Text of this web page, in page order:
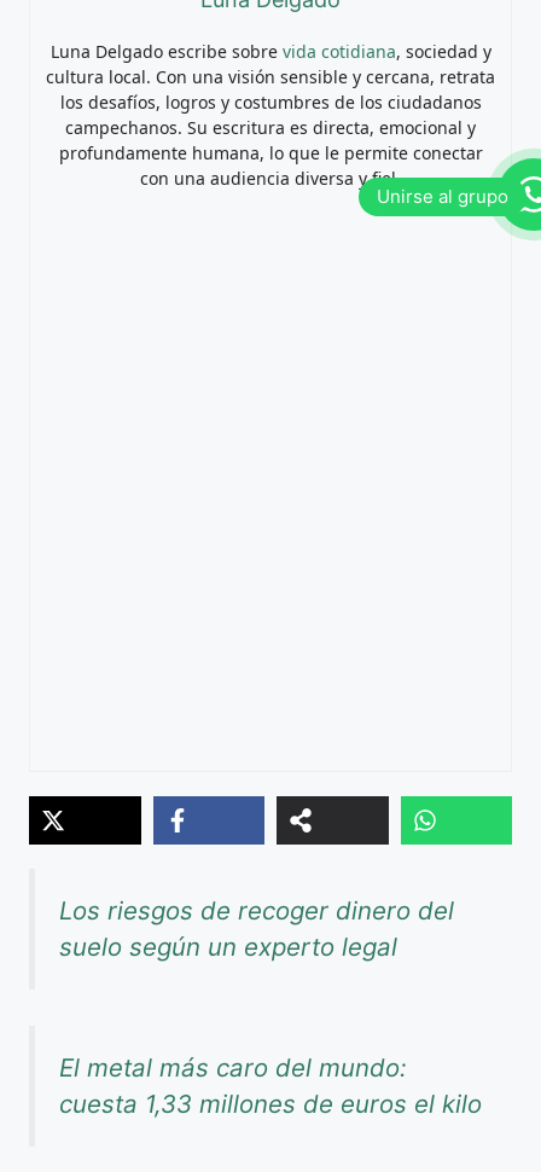
Luna Delgado escribe sobre vida cotidiana, sociedad y
cultura local. Con una visión sensible y cercana, retrata
los desafíos, logros y costumbres de los ciudadanos
campechanos. Su escritura es directa, emocional y
profundamente humana, lo que le permite conectar
con una audiencia diversa y fiel.
Los riesgos de recoger dinero del
suelo según un experto legal
El metal más caro del mundo:
cuesta 1,33 millones de euros el kilo